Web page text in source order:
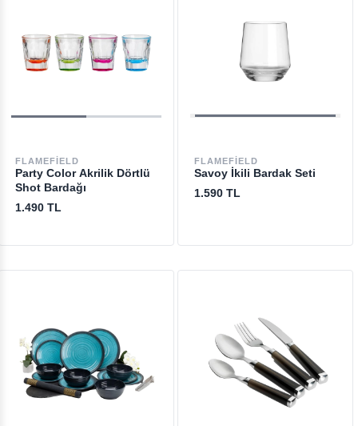
FLAMEFIELD
Party Color Akrilik Dörtlü
Shot Bardağı
1.490 TL
FLAMEFIELD
Savoy İkili Bardak Seti
1.590 TL